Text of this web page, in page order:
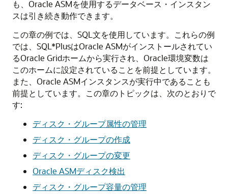
も、Oracle ASMを使用するデータベース・インスタン
スは引き続き動作できます。
この章の例では、SQL文を使用しています。これらの例
では、SQL*PlusはOracle ASMがインストールされてい
るOracle Gridホームから実行され、Oracle環境変数は
このホームに設定されていることを前提としています。
また、Oracle ASMインスタンスが実行中であることも
前提としています。この章のトピックは、次のとおりで
す:
ディスク・グループ属性の管理
ディスク・グループの作成
ディスク・グループの変更
Oracle ASMディスク検出
ディスク・グループ容量の管理